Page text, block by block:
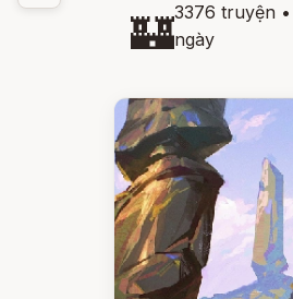
🏰3376 truyện •
ngày